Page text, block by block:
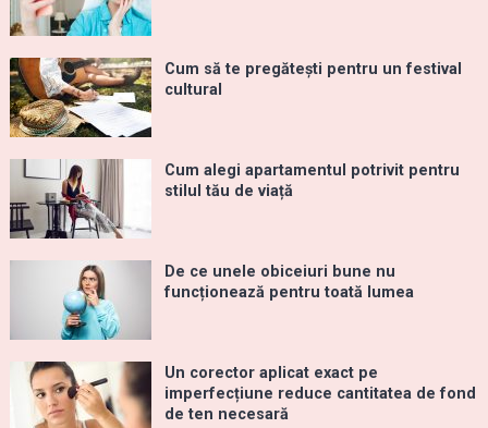
Cum să te pregătești pentru un festival
cultural
Cum alegi apartamentul potrivit pentru
stilul tău de viață
De ce unele obiceiuri bune nu
funcționează pentru toată lumea
Un corector aplicat exact pe
imperfecțiune reduce cantitatea de fond
de ten necesară